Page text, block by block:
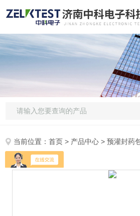
当前位置：首页 > 产品中心 >预灌封药